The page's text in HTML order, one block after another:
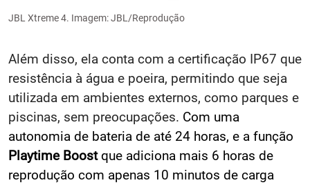
JBL Xtreme 4. Imagem: JBL/Reprodução
Além disso, ela conta com a certificação IP67 que
resistência à água e poeira, permitindo que seja
utilizada em ambientes externos, como parques e
piscinas, sem preocupações. Com uma
autonomia de bateria de até 24 horas, e a função
Playtime Boostque adiciona mais 6 horas de
reprodução com apenas 10 minutos de carga